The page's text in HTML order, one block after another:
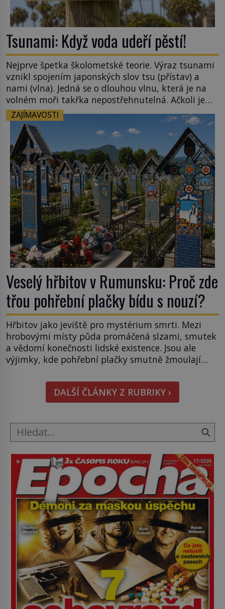
Tsunami: Když voda udeří pěstí!
Nejprve špetka školometské teorie. Výraz tsunami
vznikl spojením japonských slov tsu (přístav) a
nami (vlna). Jedná se o dlouhou vlnu, která je na
volném moři takřka nepostřehnutelná. Ačkoli je
vlnová délka tsunami i 300 kilometrů, výška vlny
na volném moři je maximálně 1,5 metru. Máme se
podobné obří vlny obávat i v Evropě? Vznik
tsunami si […]
ZAJÍMAVOSTI
Veselý hřbitov v Rumunsku: Proč zde
třou pohřební plačky bídu s nouzí?
Hřbitov jako jeviště pro mystérium smrti. Mezi
hrobovými místy půda promáčená slzami, smutek
a vědomí konečnosti lidské existence. Jsou ale
výjimky, kde pohřební plačky smutně žmoulají
pohledu na výši vyměřené podpory
v nezaměstnanosti. Kam vás pozveme? Unikátní
hřbitov, který si vysloužil název „Veselý“, najdeme
DALŠÍ ČLÁNKY Z RUBRIKY ›